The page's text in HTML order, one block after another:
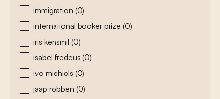
immigration (0)
international booker prize (0)
iris kensmil (0)
isabel fredeus (0)
ivo michiels (0)
jaap robben (0)